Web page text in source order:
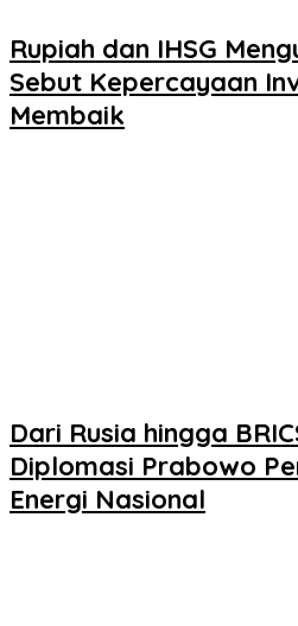
Rupiah dan IHSG
Sebut Kepercayaan
Membaik
Dari Rusia hingga
Diplomasi Prabowo
Energi Nasional